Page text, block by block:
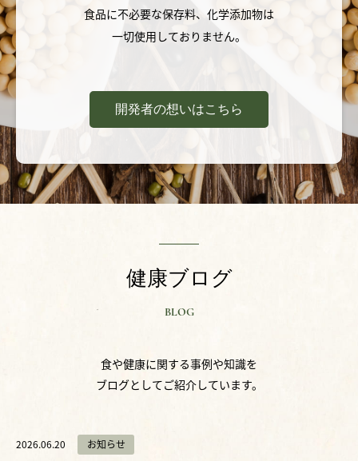
食品に不必要な保存料、化学添加物は
一切使用しておりません。
開発者の想いはこちら
健康ブログ
BLOG
食や健康に関する事例や知識を
ブログとしてご紹介しています。
2026.06.20 お知らせ